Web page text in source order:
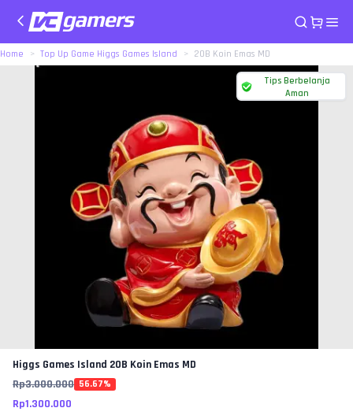
Home Top Up Game Higgs Games Island 20B Koin Emas MD
Tips Berbelanja
Aman
Higgs Games Island 20B Koin Emas MD
Rp3.000.000 56.67%
Rp1.300.000